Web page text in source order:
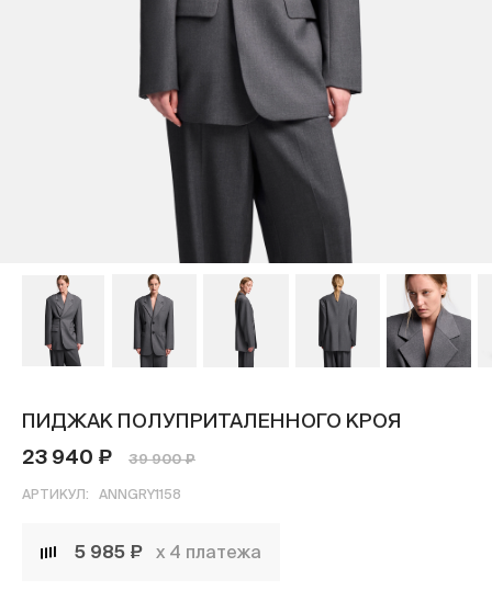
ПИДЖАК ПОЛУПРИТАЛЕННОГО КРОЯ
23 940 ₽
39 900 ₽
АРТИКУЛ: ANNGRY1158
5 985 ₽ х 4 платежа